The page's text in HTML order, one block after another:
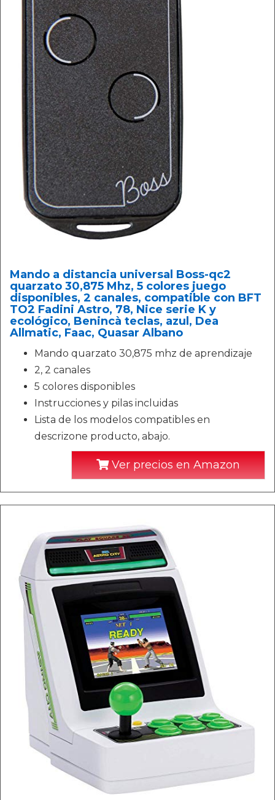
Mando a distancia universal Boss-qc2
quarzato 30,875 Mhz, 5 colores juego
disponibles, 2 canales, compatible con BFT
TO2 Fadini Astro, 78, Nice serie K y
ecológico, Benincà teclas, azul, Dea
Allmatic, Faac, Quasar Albano
Mando quarzato 30,875 mhz de aprendizaje
2, 2 canales
5 colores disponibles
Instrucciones y pilas incluidas
Lista de los modelos compatibles en
descrizone producto, abajo.
Ver precios en Amazon